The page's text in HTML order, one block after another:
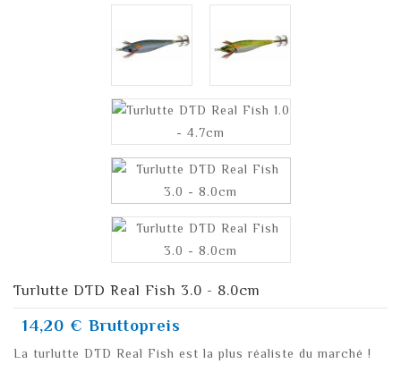
Turlutte DTD Real Fish 3.0 - 8.0cm
14,20 € Bruttopreis
La turlutte DTD Real Fish est la plus réaliste du marché !